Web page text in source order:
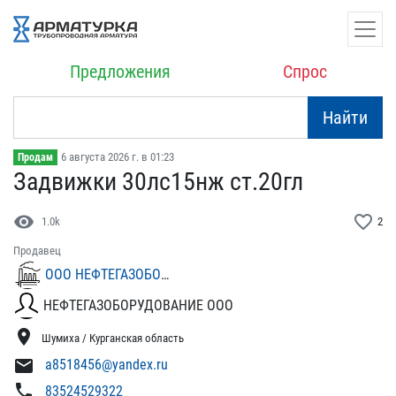
Предложения Спрос
Найти
Продам 6 августа 2026 г. в 01:23
Задвижки 30лс15нж ст.20г​л
visibility 1.0k favorite_border 2
Продавец
ООО НЕФТЕГАЗОБОРУДОВАНИЕ
НЕФТЕГАЗОБОРУДОВАНИЕ ООО
location_on Шумиха / Курганская область
mail a8518456@yandex.ru
phone 83524529322